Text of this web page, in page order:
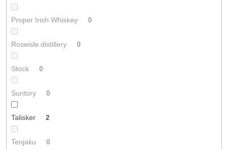
Proper Irish Whiskey 0
Roseisle distillery 0
Stock 0
Suntory 0
Talisker 2
Tenjaku 0